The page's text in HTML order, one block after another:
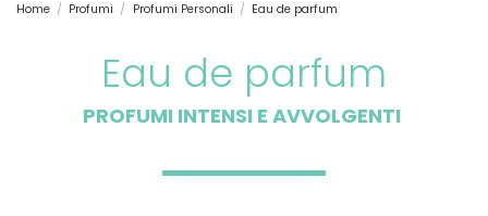
Home Profumi Profumi Personali Eau de parfum
Eau de parfum
PROFUMI INTENSI E AVVOLGENTI